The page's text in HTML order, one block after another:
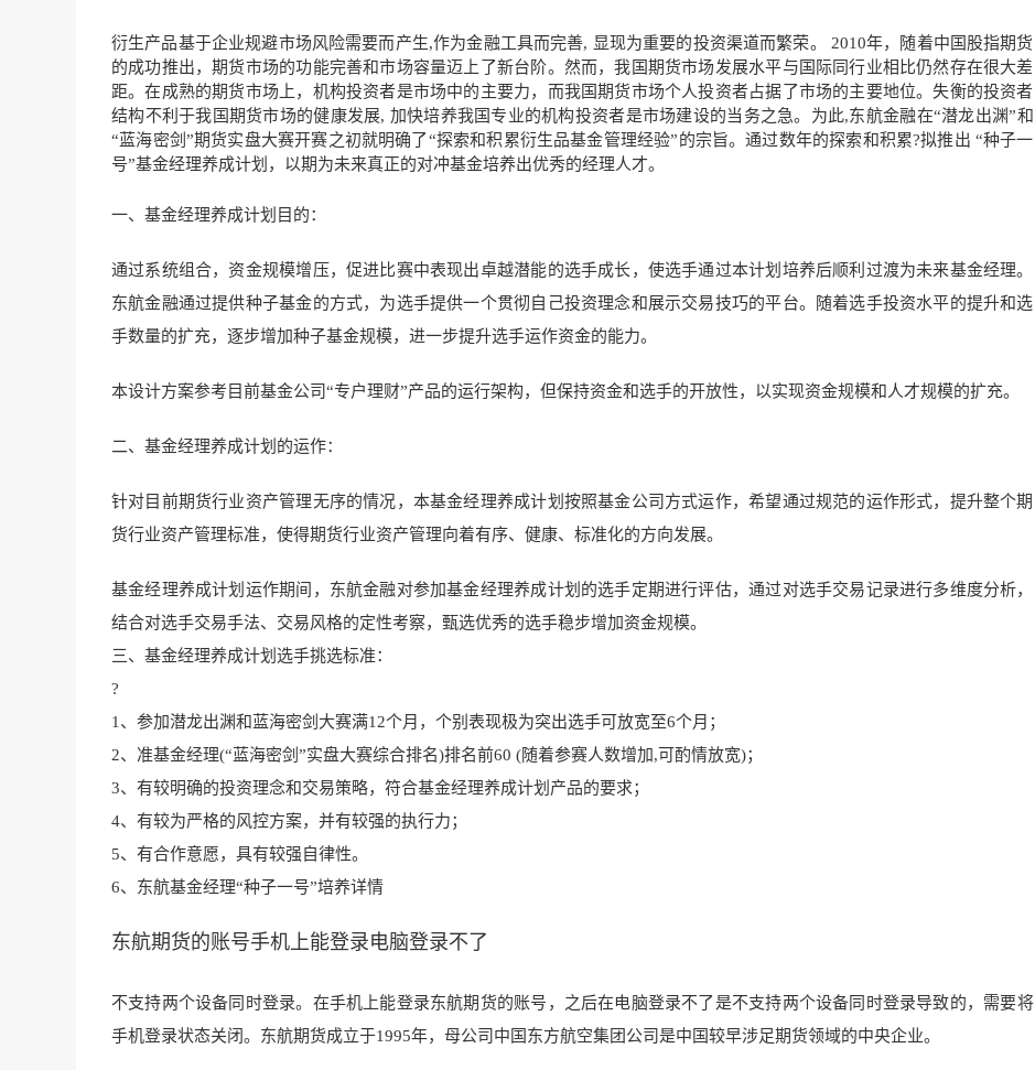
衍生产品基于企业规避市场风险需要而产生,作为金融工具而完善, 显现为重要的投资渠道而繁荣。 2010年，随着中国股指期货
的成功推出，期货市场的功能完善和市场容量迈上了新台阶。然而，我国期货市场发展水平与国际同行业相比仍然存在很大差
距。在成熟的期货市场上，机构投资者是市场中的主要力，而我国期货市场个人投资者占据了市场的主要地位。失衡的投资者
结构不利于我国期货市场的健康发展, 加快培养我国专业的机构投资者是市场建设的当务之急。为此,东航金融在“潜龙出渊”和
“蓝海密剑”期货实盘大赛开赛之初就明确了“探索和积累衍生品基金管理经验”的宗旨。通过数年的探索和积累?拟推出 “种子一
号”基金经理养成计划，以期为未来真正的对冲基金培养出优秀的经理人才。
一、基金经理养成计划目的：
通过系统组合，资金规模增压，促进比赛中表现出卓越潜能的选手成长，使选手通过本计划培养后顺利过渡为未来基金经理。
东航金融通过提供种子基金的方式，为选手提供一个贯彻自己投资理念和展示交易技巧的平台。随着选手投资水平的提升和选
手数量的扩充，逐步增加种子基金规模，进一步提升选手运作资金的能力。
本设计方案参考目前基金公司“专户理财”产品的运行架构，但保持资金和选手的开放性，以实现资金规模和人才规模的扩充。
二、基金经理养成计划的运作：
针对目前期货行业资产管理无序的情况，本基金经理养成计划按照基金公司方式运作，希望通过规范的运作形式，提升整个期
货行业资产管理标准，使得期货行业资产管理向着有序、健康、标准化的方向发展。
基金经理养成计划运作期间，东航金融对参加基金经理养成计划的选手定期进行评估，通过对选手交易记录进行多维度分析，
结合对选手交易手法、交易风格的定性考察，甄选优秀的选手稳步增加资金规模。
三、基金经理养成计划选手挑选标准：
?
1、参加潜龙出渊和蓝海密剑大赛满12个月，个别表现极为突出选手可放宽至6个月；
2、准基金经理(“蓝海密剑”实盘大赛综合排名)排名前60 (随着参赛人数增加,可酌情放宽)；
3、有较明确的投资理念和交易策略，符合基金经理养成计划产品的要求；
4、有较为严格的风控方案，并有较强的执行力；
5、有合作意愿，具有较强自律性。
6、东航基金经理“种子一号”培养详情
东航期货的账号手机上能登录电脑登录不了
不支持两个设备同时登录。在手机上能登录东航期货的账号，之后在电脑登录不了是不支持两个设备同时登录导致的，需要将
手机登录状态关闭。东航期货成立于1995年，母公司中国东方航空集团公司是中国较早涉足期货领域的中央企业。